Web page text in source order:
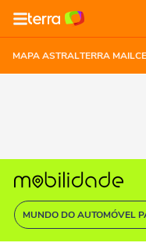
MAPA ASTRALTERRA MAIL
MUNDO DO AUTOMÓVEL